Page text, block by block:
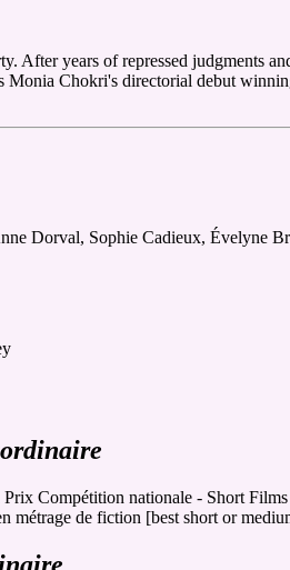
After years of repressed judgments
Chokri's directorial debut
Dorval, Sophie Cadieux, Évelyne
Prix Compétition nationale - Short
métrage de fiction [best short or